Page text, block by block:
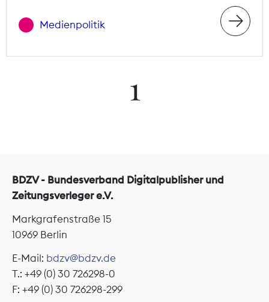
Medienpolitik
1
BDZV - Bundesverband Digitalpublisher und
Zeitungsverleger e.V.
Markgrafenstraße 15
10969 Berlin
E-Mail: bdzv@bdzv.de
T.: +49 (0) 30 726298-0
F: +49 (0) 30 726298-299